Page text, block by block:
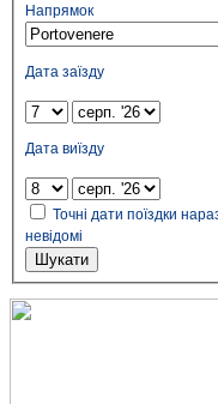
Напрямок
Дата заїзду
Дата виїзду
Точні дати поїздки
невідомі
Шукати